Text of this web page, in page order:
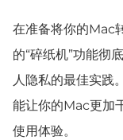
在准备将你的Mac
的“碎纸机”功能彻
人隐私的最佳实践
能让你的Mac更加
使用体验。